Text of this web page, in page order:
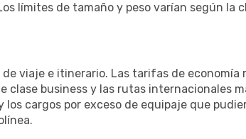
límites de tamaño y peso varían según la
viaje e itinerario. Las tarifas de economía
business y las rutas internacionales
cargos por exceso de equipaje que